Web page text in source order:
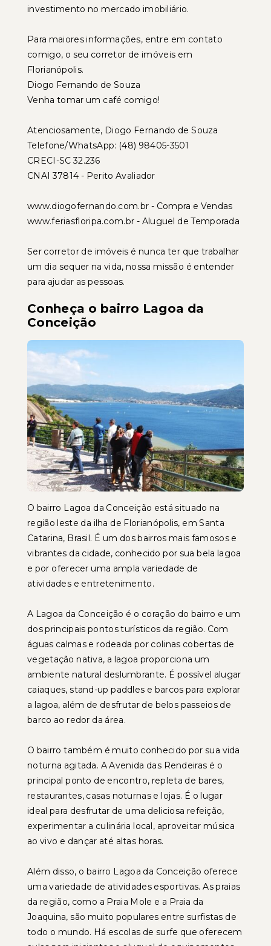
investimento no mercado imobiliário.
Para maiores informações, entre em contato
comigo, o seu corretor de imóveis em
Florianópolis.
Diogo Fernando de Souza
Venha tomar um café comigo!
Atenciosamente, Diogo Fernando de Souza
Telefone/WhatsApp: (48) 98405-3501
CRECI-SC 32.236
CNAI 37814 - Perito Avaliador
www.diogofernando.com.br - Compra e Vendas
www.feriasfloripa.com.br - Aluguel de Temporada
Ser corretor de imóveis é nunca ter que trabalhar
um dia sequer na vida, nossa missão é entender
para ajudar as pessoas.
Conheça o bairro Lagoa da
Conceição
O bairro Lagoa da Conceição está situado na
região leste da ilha de Florianópolis, em Santa
Catarina, Brasil. É um dos bairros mais famosos e
vibrantes da cidade, conhecido por sua bela lagoa
e por oferecer uma ampla variedade de
atividades e entretenimento.
A Lagoa da Conceição é o coração do bairro e um
dos principais pontos turísticos da região. Com
águas calmas e rodeada por colinas cobertas de
vegetação nativa, a lagoa proporciona um
ambiente natural deslumbrante. É possível alugar
caiaques, stand-up paddles e barcos para explorar
a lagoa, além de desfrutar de belos passeios de
barco ao redor da área.
O bairro também é muito conhecido por sua vida
noturna agitada. A Avenida das Rendeiras é o
principal ponto de encontro, repleta de bares,
restaurantes, casas noturnas e lojas. É o lugar
ideal para desfrutar de uma deliciosa refeição,
experimentar a culinária local, aproveitar música
ao vivo e dançar até altas horas.
Além disso, o bairro Lagoa da Conceição oferece
uma variedade de atividades esportivas. As praias
da região, como a Praia Mole e a Praia da
Joaquina, são muito populares entre surfistas de
todo o mundo. Há escolas de surfe que oferecem